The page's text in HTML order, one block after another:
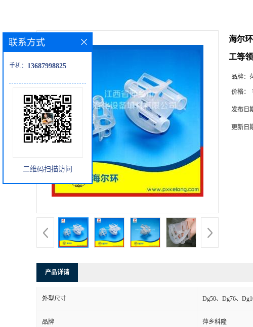
动
品
厅
海尔
工等
品牌：
价格：
发布日
更新日
产品详请
外型尺寸 Dg50、Dg76、
品牌 萍乡科隆
联系方式
手机： 13687998825
二维码扫描访问